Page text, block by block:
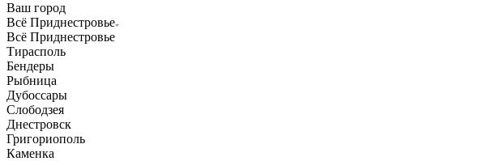
Ваш город
Всё Приднестровье
Всё Приднестровье
Тирасполь
Бендеры
Рыбница
Дубоссары
Слободзея
Днестровск
Григориополь
Каменка